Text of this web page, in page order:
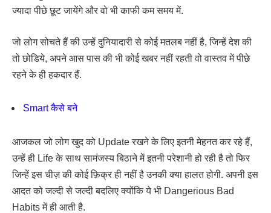
ज्यादा पीछे छूट जायेंगे और वो भी काफी कम समय में.
जो लोग सोचते हैं की उन्हें दुनियादारी से कोई मतलब नहीं है, जिन्हें देश की
तो छोडिये, अपने आस पास की भी कोई खबर नहीं रहती वो वास्तव में पीछे
रहने के ही हकदार हैं.
Smart कैसे बने
आजकल जो लोग खुद को Update रखने के लिए इतनी मेहनत कर रहे हैं,
उन्हें ही Life के साथ सामंजस्य बिठाने में इतनी परेशानी हो रही है तो फिर
जिन्हें इस चीज़ की कोई फ़िक्र ही नहीं है उनकी क्या हालत होगी. अपनी इस
आदत को जल्दी से जल्दी बदलिए क्योंकि ये भी Dangerious Bad
Habits में ही आती है.